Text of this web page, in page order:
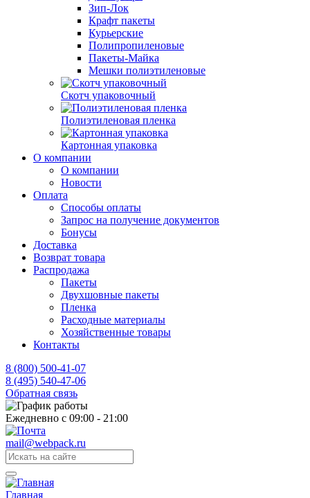
Зип-Лок
Крафт пакеты
Курьерские
Полипропиленовые
Пакеты-Майка
Мешки полиэтиленовые
Скотч упаковочный
Полиэтиленовая пленка
Картонная упаковка
О компании
О компании
Новости
Оплата
Способы оплаты
Запрос на получение документов
Бонусы
Доставка
Возврат товара
Распродажа
Пакеты
Двухшовные пакеты
Пленка
Расходные материалы
Хозяйственные товары
Контакты
8 (800) 500-41-07
8 (495) 540-47-06
Обратная связь
Ежедневно с 09:00 - 21:00
mail@webpack.ru
Главная